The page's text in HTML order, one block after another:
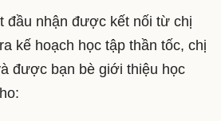
đầu nhận được kết nối từ chị
kế hoạch học tập thần tốc, chị
được bạn bè giới thiệu học